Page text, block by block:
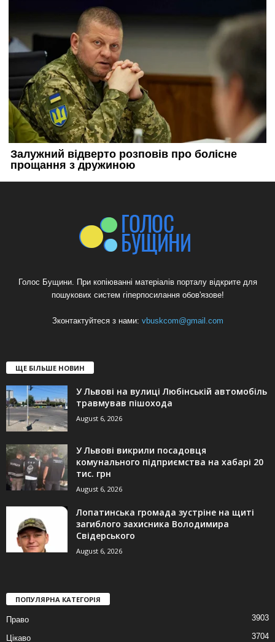
Голос Бущини. При копіюванні матеріалів порталу відкрите для
пошукових систем гіперпосилання обов'язове!
Зконтактуйтеся з нами: vbuskcom@gmail.com
ЩЕ БІЛЬШЕ НОВИН
У Львові на вулиці Любінській автомобіль
травмував пішохода
August 6, 2026
У Львові викрили посадовця
комунального підприємства на хабарі 20
тис. грн
August 6, 2026
Лопатинська громада зустріне на щиті
загиблого захисника Володимира
Свідерського
August 6, 2026
ПОПУЛЯРНА КАТЕГОРІЯ
Право 3903
Цікаво 3704